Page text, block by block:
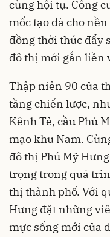
cùng hội tụ. Công
mốc tạo đà cho
đồng thời thúc đẩy
đô thị mới gắn liền
Thập niên 90 của
tầng chiến lược,
Kênh Tẻ, cầu Phú
mạo khu Nam.
đô thị Phú Mỹ
trọng trong quá
thị thành phố. Với
Hưng đặt những
mực sống mới của